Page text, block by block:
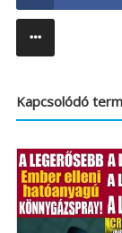
Kapcsolódó